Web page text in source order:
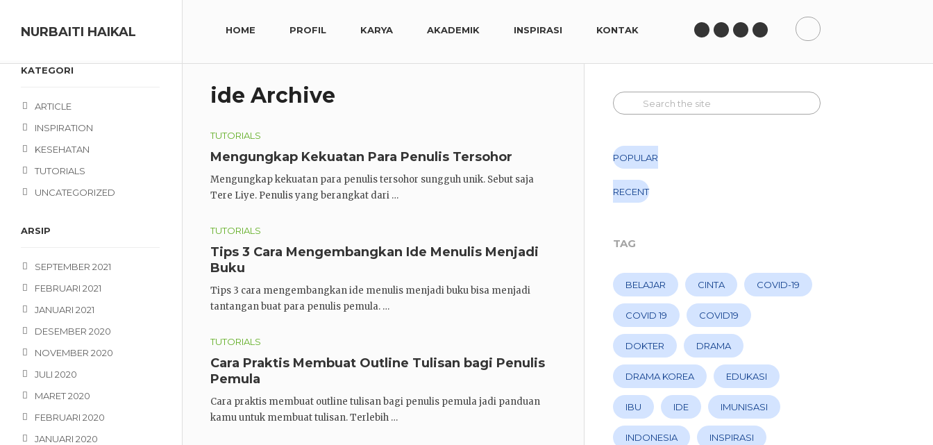
NURBAITI HAIKAL HOME PROFIL KARYA AKADEMIK INSPIRASI KONTAK
KATEGORI
ARTICLE
INSPIRATION
KESEHATAN
TUTORIALS
UNCATEGORIZED
ARSIP
SEPTEMBER 2021
FEBRUARI 2021
JANUARI 2021
DESEMBER 2020
NOVEMBER 2020
JULI 2020
MARET 2020
FEBRUARI 2020
JANUARI 2020
ide Archive
TUTORIALS
Mengungkap Kekuatan Para Penulis Tersohor
Mengungkap kekuatan para penulis tersohor sungguh unik. Sebut saja
Tere Liye. Penulis yang berangkat dari …
TUTORIALS
Tips 3 Cara Mengembangkan Ide Menulis Menjadi
Buku
Tips 3 cara mengembangkan ide menulis menjadi buku bisa menjadi
tantangan buat para penulis pemula. …
TUTORIALS
Cara Praktis Membuat Outline Tulisan bagi Penulis
Pemula
Cara praktis membuat outline tulisan bagi penulis pemula jadi panduan
kamu untuk membuat tulisan. Terlebih …
POPULAR
RECENT
TAG
BELAJAR CINTA COVID-19
COVID 19 COVID19
DOKTER DRAMA
DRAMA KOREA EDUKASI
IBU IDE IMUNISASI
INDONESIA INSPIRASI